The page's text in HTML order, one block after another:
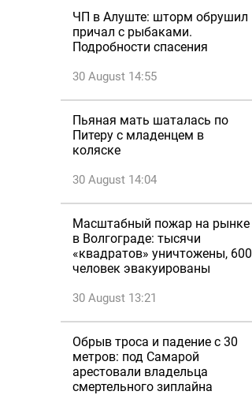
ЧП в Алуште: шторм обрушил
причал с рыбаками.
Подробности спасения
30 August 14:55
Пьяная мать шаталась по
Питеру с младенцем в
коляске
30 August 14:04
Масштабный пожар на рынке
в Волгограде: тысячи
«квадратов» уничтожены, 600
человек эвакуированы
30 August 13:21
Обрыв троса и падение с 30
метров: под Самарой
арестовали владельца
смертельного зиплайна